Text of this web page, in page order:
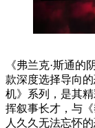
《弗兰克·斯通的
款深度选择导向
机》系列，是其精
挥叙事长才，与
人久久无法忘怀的